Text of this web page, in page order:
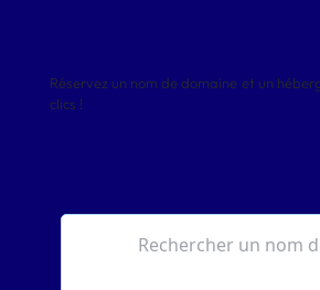
Réservez un nom de domaine et un
clics !